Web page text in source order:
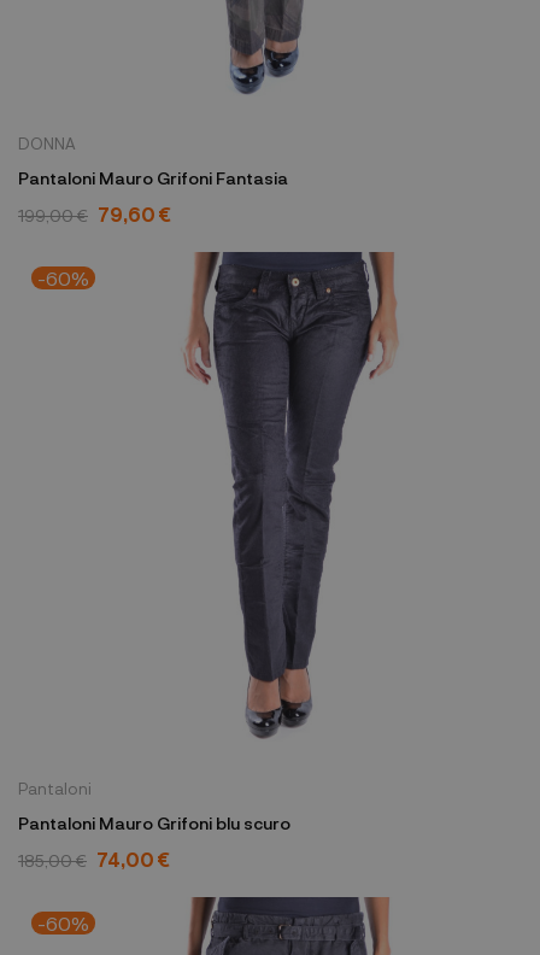
DONNA
Pantaloni Mauro Grifoni Fantasia
199,00 € 79,60 €
-60%
Pantaloni
Pantaloni Mauro Grifoni blu scuro
185,00 € 74,00 €
-60%